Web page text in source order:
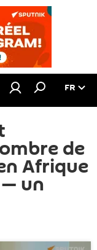
FR
de
Afrique
un